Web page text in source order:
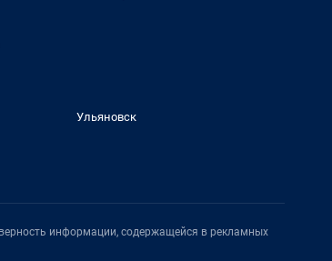
Ульяновск
информации, содержащейся в рекламных